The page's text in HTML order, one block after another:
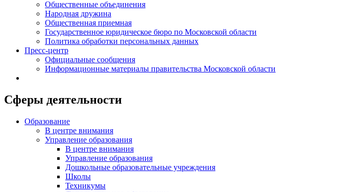
Общественные объединения
Народная дружина
Общественная приемная
Государственное юридическое бюро по Московской области
Политика обработки персональных данных
Пресс-центр
Официальные сообщения
Информационные материалы правительства Московской области
Сферы деятельности
Образование
В центре внимания
Управление образования
В центре внимания
Управление образования
Дошкольные образовательные учреждения
Школы
Техникумы